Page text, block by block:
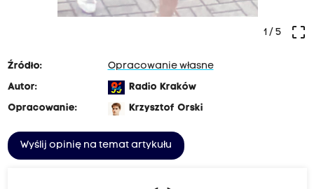
crop_free
1/ 5
Źródło:
Opracowanie własne
Autor:
Radio Kraków
Opracowanie:
Krzysztof Orski
Wyślij opinię na temat artykułu